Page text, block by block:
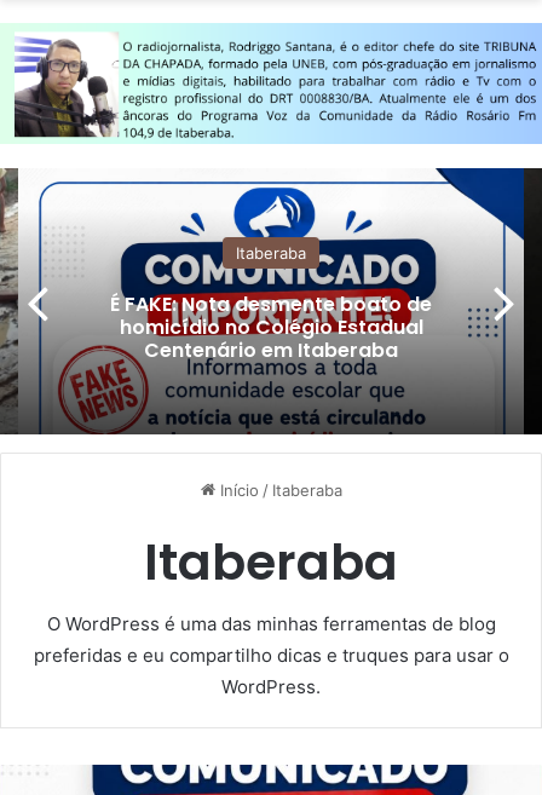
Itaberaba
É FAKE: Nota desmente boato de
homicídio no Colégio Estadual
Centenário em Itaberaba
Início / Itaberaba
Itaberaba
O WordPress é uma das minhas ferramentas de blog
preferidas e eu compartilho dicas e truques para usar o
WordPress.